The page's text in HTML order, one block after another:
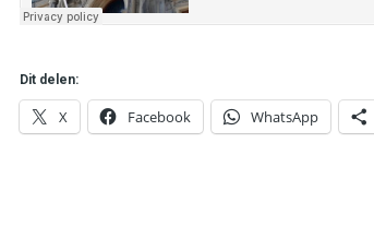
Dit delen:
X Facebook WhatsApp